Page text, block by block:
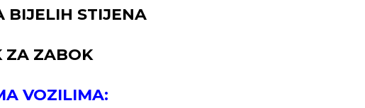
BIJELIH STIJENA
ZA ZABOK
VOZILIMA: